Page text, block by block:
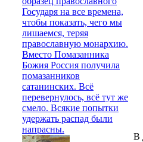
Государя на все времена,
чтобы показать, чего мы
лишаемся, теряя
православную монархию.
Вместо Помазанника
Божия Россия получила
помазанников
сатанинских. Всё
перевернулось, всё тут же
смело. Всякие попытки
удержать распад были
напрасны.
В